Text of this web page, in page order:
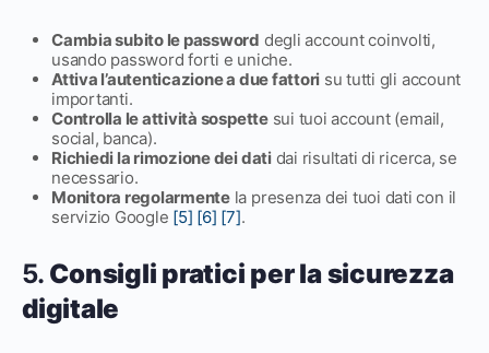
Cambia subito le password degli account coinvolti,
usando password forti e uniche.
Attiva l’autenticazione a due fattori su tutti gli account
importanti.
Controlla le attività sospettesui tuoi account (email,
social, banca).
Richiedi la rimozione dei datidai risultati di ricerca, se
necessario.
Monitora regolarmentela presenza dei tuoi dati con il
servizio Google [5] [6] [7].
5. Consigli pratici per la sicurezza
digitale